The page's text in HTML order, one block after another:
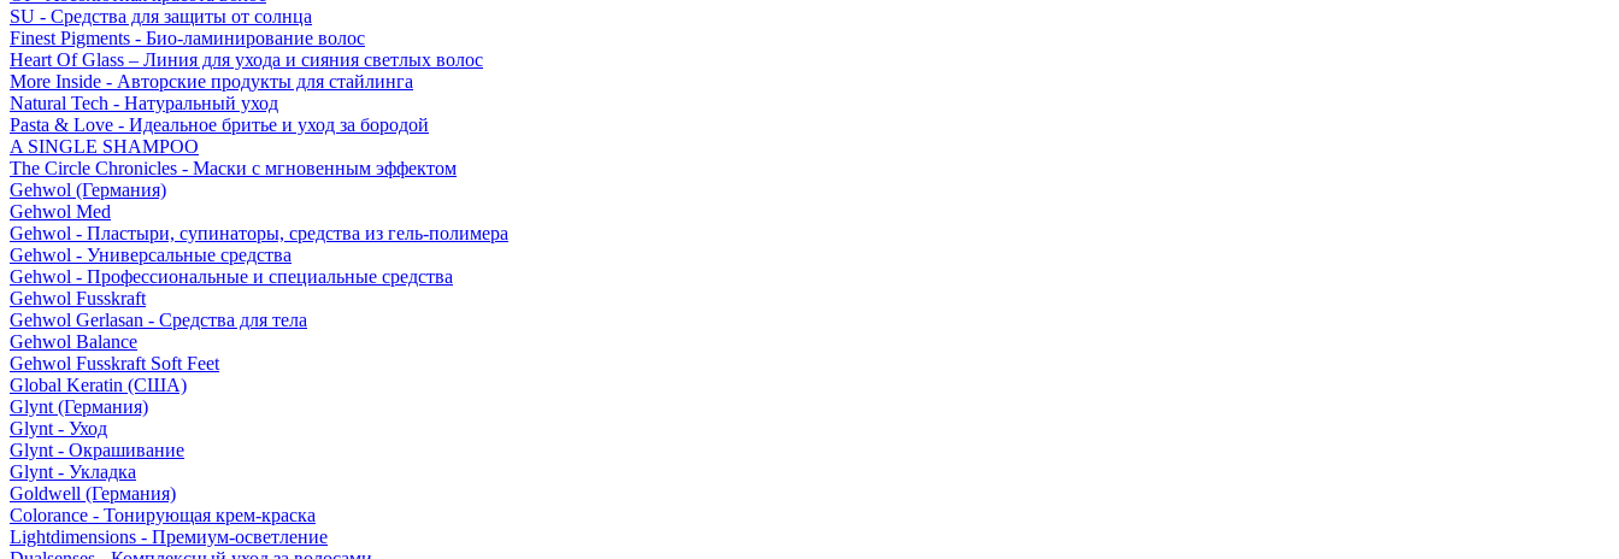
SU - Средства для защиты от солнца
Finest Pigments - Био-ламинирование волос
Heart Of Glass – Линия для ухода и сияния светлых волос
More Inside - Авторские продукты для стайлинга
Natural Tech - Натуральный уход
Pasta & Love - Идеальное бритье и уход за бородой
A SINGLE SHAMPOO
The Circle Chronicles - Маски с мгновенным эффектом
Gehwol (Германия)
Gehwol Med
Gehwol - Пластыри, супинаторы, средства из гель-полимера
Gehwol - Универсальные средства
Gehwol - Профессиональные и специальные средства
Gehwol Fusskraft
Gehwol Gerlasan - Средства для тела
Gehwol Balance
Gehwol Fusskraft Soft Feet
Global Keratin (США)
Glynt (Германия)
Glynt - Уход
Glynt - Окрашивание
Glynt - Укладка
Goldwell (Германия)
Colorance - Тонирующая крем-краска
Lightdimensions - Премиум-осветление